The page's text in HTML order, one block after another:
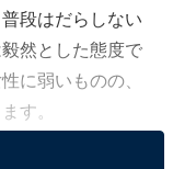
段はだらしない
然とした態度で
に弱いものの、
す。